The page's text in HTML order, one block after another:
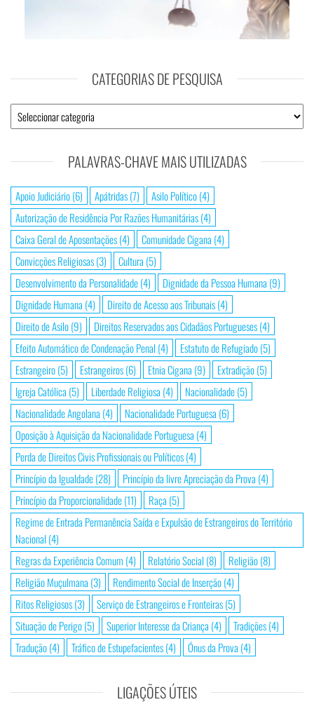
CATEGORIAS DE PESQUISA
PALAVRAS-CHAVE MAIS UTILIZADAS
Apoio Judiciário(6) Apátridas(7) Asilo Político(4)
Autorização de Residência Por Razões Humanitárias(4)
Caixa Geral de Aposentações(4) Comunidade Cigana (4)
Convicções Religiosas(3) Cultura (5)
Desenvolvimento da Personalidade(4) Dignidade da Pessoa Humana (9)
Dignidade Humana (4) Direito de Acesso aos Tribunais(4)
Direito de Asilo(9) Direitos Reservados aos Cidadãos Portugueses(4)
Efeito Automático de Condenação Penal (4) Estatuto de Refugiado(5)
Estrangeiro(5) Estrangeiros(6) Etnia Cigana (9) Extradição(5)
Igreja Católica (5) Liberdade Religiosa (4) Nacionalidade(5)
Nacionalidade Angolana (4) Nacionalidade Portuguesa (6)
Oposição à Aquisição da Nacionalidade Portuguesa (4)
Perda de Direitos Civis Profissionais ou Políticos(4)
Princípio da Igualdade(28) Princípio da livre Apreciação da Prova (4)
Princípio da Proporcionalidade(11) Raça (5)
Regime de Entrada Permanência Saída e Expulsão de Estrangeiros do Território
Nacional (4)
Regras da Experiência Comum (4) Relatório Social (8) Religião(8)
Religião Muçulmana (3) Rendimento Social de Inserção(4)
Ritos Religiosos(3) Serviço de Estrangeiros e Fronteiras(5)
Situação de Perigo(5) Superior Interesse da Criança (4) Tradições(4)
Tradução(4) Tráfico de Estupefacientes(4) Ónus da Prova (4)
LIGAÇÕES ÚTEIS